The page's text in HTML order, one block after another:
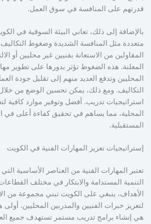
قدرتهم على المنافسة في سوق العمل.
بالإضافة إلى ذلك، تعاني البيئة السوقية في
متعددة مثل المنافسة الشديدة وضغوط
المقاولين من الاستعانة بفنيين غير محليين أو
المعلنة. هذه الضغوط تؤثر بدورها على تطوير
المحليين وتدفع العديد منهم إلى تقليل جودة
التكاليف. ومع ذلك، يمكن تحسين الوضع من
استراتيجيات تدريب. أفضل وتوفير موارد كافية
المحلية، مما يساهم في تحقيق كفاءة أعلى في
المستقبلية.
إستراتيجيات تعزيز المهارات الفنية في الكويت
تعتبر المهارات الفنية من العناصر الأساسية
التنمية المستدامة والابتكار في مختلف
الأهداف، ينبغي على الكويت تبني مجموعة من
لتعزيز خبرات الفنيين والمدربين المحليين. أولى
هي إنشاء برامج تدريب مستمر تستهدف جميع